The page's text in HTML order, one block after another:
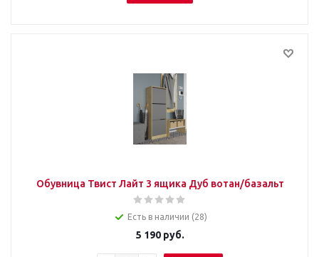
Обувница Твист Лайт 3 ящика Дуб вотан/базальт
Есть в наличии (28)
5 190руб.